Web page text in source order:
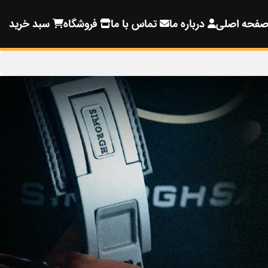
اصلی درباره ما تماس با ما فروشگاه سبد خرید